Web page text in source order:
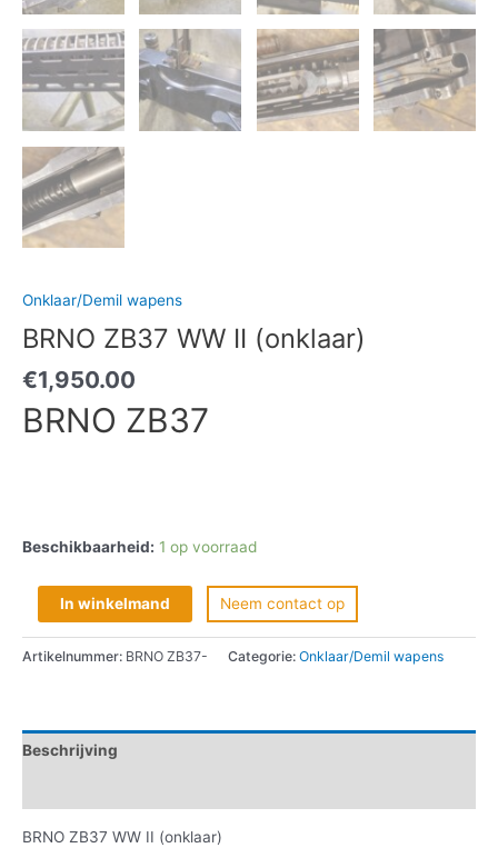
Onklaar/Demil wapens
BRNO ZB37 WW II (onklaar)
€1,950.00
BRNO ZB37
Beschikbaarheid: 1 op voorraad
In winkelmand Neem contact op
Artikelnummer: BRNO ZB37- Categorie: Onklaar/Demil wapens
Beschrijving
BRNO ZB37 WW II (onklaar)